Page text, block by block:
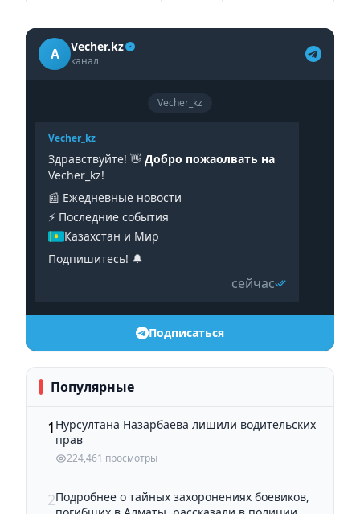
A Vecher.kz
канал
Vecher_kz
Vecher_kz
Здравствуйте! 👋 Добро пожаолвать на
Vecher_kz!
📰 Ежедневные новости
⚡️ Последние события
Казахстан и Мир
Подпишитесь! 🔔
сейчас
Подписаться
Популярные
1 Нурсултана Назарбаева лишили водительских
прав
224,461 просмотры
2Подробнее о тайных захоронениях боевиков,